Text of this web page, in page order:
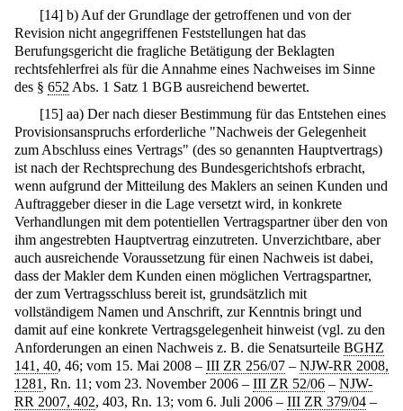
[14] b) Auf der Grundlage der getroffenen und von der
Revision nicht angegriffenen Feststellungen hat das
Berufungsgericht die fragliche Betätigung der Beklagten
rechtsfehlerfrei als für die Annahme eines Nachweises im Sinne
des § 652 Abs. 1 Satz 1 BGB ausreichend bewertet.
[15] aa) Der nach dieser Bestimmung für das Entstehen eines
Provisionsanspruchs erforderliche "Nachweis der Gelegenheit
zum Abschluss eines Vertrags" (des so genannten Hauptvertrags)
ist nach der Rechtsprechung des Bundesgerichtshofs erbracht,
wenn aufgrund der Mitteilung des Maklers an seinen Kunden und
Auftraggeber dieser in die Lage versetzt wird, in konkrete
Verhandlungen mit dem potentiellen Vertragspartner über den von
ihm angestrebten Hauptvertrag einzutreten. Unverzichtbare, aber
auch ausreichende Voraussetzung für einen Nachweis ist dabei,
dass der Makler dem Kunden einen möglichen Vertragspartner,
der zum Vertragsschluss bereit ist, grundsätzlich mit
vollständigem Namen und Anschrift, zur Kenntnis bringt und
damit auf eine konkrete Vertragsgelegenheit hinweist (vgl. zu den
Anforderungen an einen Nachweis z. B. die Senatsurteile BGHZ
141, 40, 46; vom 15. Mai 2008 – III ZR 256/07 – NJW-RR 2008,
1281 , Rn. 11; vom 23. November 2006 – III ZR 52/06 – NJW-
RR 2007, 402, 403, Rn. 13; vom 6. Juli 2006 – III ZR 379/04 –